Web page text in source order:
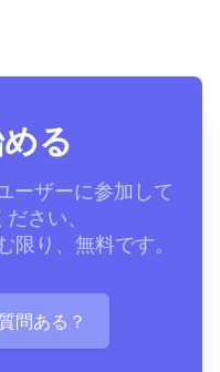
る
ーザーに参加して
さい、
限り、無料です。
質問ある？